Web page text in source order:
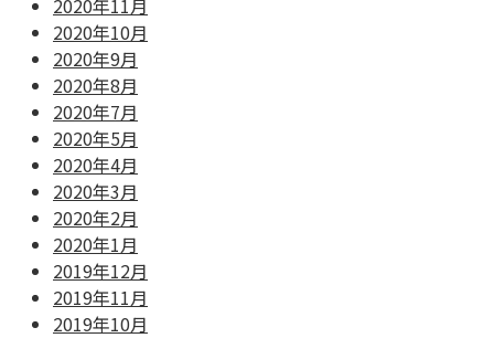
2020年11月
2020年10月
2020年9月
2020年8月
2020年7月
2020年5月
2020年4月
2020年3月
2020年2月
2020年1月
2019年12月
2019年11月
2019年10月